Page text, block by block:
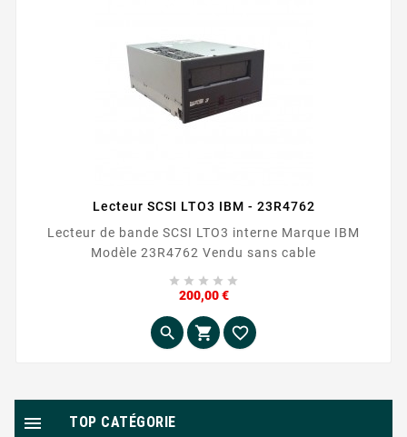
Lecteur SCSI LTO3 IBM - 23R4762
Lecteur de bande SCSI LTO3 interne Marque IBM
Modèle 23R4762 Vendu sans cable
    
200,00 €Prix
  
TOP CATÉGORIE
